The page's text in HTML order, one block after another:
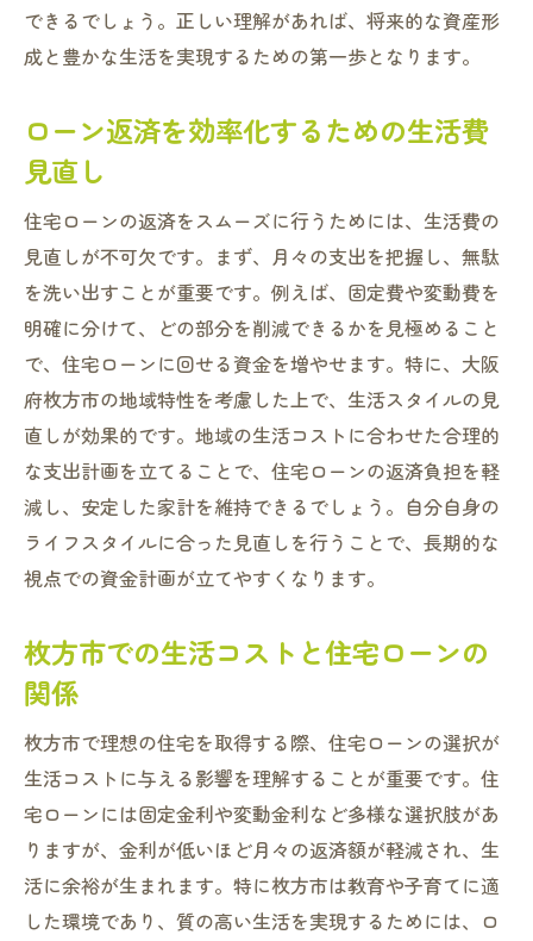
できるでしょう。正しい理解があれば、将来的な資産形
成と豊かな生活を実現するための第一歩となります。
ローン返済を効率化するための生活費
見直し
住宅ローンの返済をスムーズに行うためには、生活費の
見直しが不可欠です。まず、月々の支出を把握し、無駄
を洗い出すことが重要です。例えば、固定費や変動費を
明確に分けて、どの部分を削減できるかを見極めること
で、住宅ローンに回せる資金を増やせます。特に、大阪
府枚方市の地域特性を考慮した上で、生活スタイルの見
直しが効果的です。地域の生活コストに合わせた合理的
な支出計画を立てることで、住宅ローンの返済負担を軽
減し、安定した家計を維持できるでしょう。自分自身の
ライフスタイルに合った見直しを行うことで、長期的な
視点での資金計画が立てやすくなります。
枚方市での生活コストと住宅ローンの
関係
枚方市で理想の住宅を取得する際、住宅ローンの選択が
生活コストに与える影響を理解することが重要です。住
宅ローンには固定金利や変動金利など多様な選択肢があ
りますが、金利が低いほど月々の返済額が軽減され、生
活に余裕が生まれます。特に枚方市は教育や子育てに適
した環境であり、質の高い生活を実現するためには、ロ